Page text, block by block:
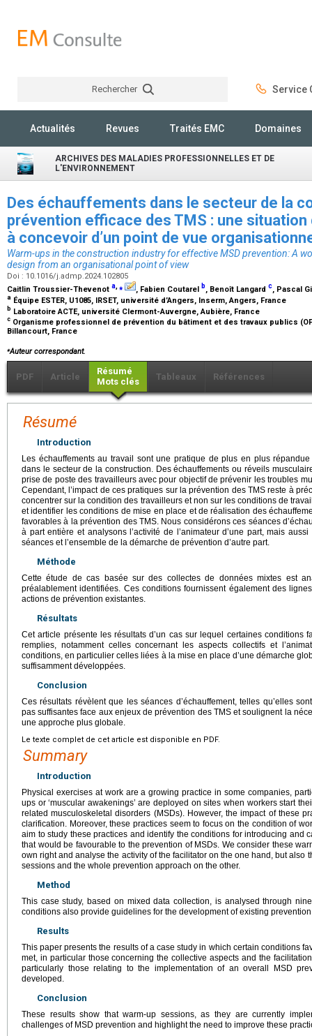
Rechercher Service
Actualités Revues Traités EMC Domaines
ARCHIVES DES MALADIES PROFESSIONNELLES ET DE
L'ENVIRONNEMENT
Des échauffements dans le secteur de la
prévention efficace des TMS : une
à concevoir d’un point de vue
Warm-ups in the construction industry for effective MSD prevention: A
design from an organisational point of view
Doi : 10.1016/j.admp.2024.102805
Caitlin Troussier-Thevenot a,⁎ , Fabien Coutarel b, Benoît Langard c, Pascal
a Équipe ESTER, U1085, IRSET, université d’Angers, Inserm, Angers, France
b Laboratoire ACTE, université Clermont-Auvergne, Aubière, France
c Organisme professionnel de prévention du bâtiment et des travaux publics
Billancourt, France
⁎Auteur correspondant.
PDF Article
Résumé
Mots clés
Tableaux Références
Résumé
Introduction
Les échauffements au travail sont une pratique de plus en plus
dans le secteur de la construction. Des échauffements ou réveils
prise de poste des travailleurs avec pour objectif de prévenir les troubles
Cependant, l’impact de ces pratiques sur la prévention des TMS reste à
concentrer sur la condition des travailleurs et non sur les conditions de
et identifier les conditions de mise en place et de réalisation des
favorables à la prévention des TMS. Nous considérons ces séances
à part entière et analysons l’activité de l’animateur d’une part, mais
séances et l’ensemble de la démarche de prévention d’autre part.
Méthode
Cette étude de cas basée sur des collectes de données mixtes est
préalablement identifiées. Ces conditions fournissent également des
actions de prévention existantes.
Résultats
Cet article présente les résultats d’un cas sur lequel certaines conditions
remplies, notamment celles concernant les aspects collectifs et
conditions, en particulier celles liées à la mise en place d’une démarche
suffisamment développées.
Conclusion
Ces résultats révèlent que les séances d’échauffement, telles qu’elles
pas suffisantes face aux enjeux de prévention des TMS et soulignent la
une approche plus globale.
Le texte complet de cet article est disponible en PDF.
Summary
Introduction
Physical exercises at work are a growing practice in some companies,
ups or ‘muscular awakenings’ are deployed on sites when workers start
related musculoskeletal disorders (MSDs). However, the impact of these
clarification. Moreover, these practices seem to focus on the condition of
aim to study these practices and identify the conditions for introducing and
that would be favourable to the prevention of MSDs. We consider these
own right and analyse the activity of the facilitator on the one hand, but also
sessions and the whole prevention approach on the other.
Method
This case study, based on mixed data collection, is analysed through
conditions also provide guidelines for the development of existing
Results
This paper presents the results of a case study in which certain conditions
met, in particular those concerning the collective aspects and the
particularly those relating to the implementation of an overall MSD
developed.
Conclusion
These results show that warm-up sessions, as they are currently
challenges of MSD prevention and highlight the need to improve these